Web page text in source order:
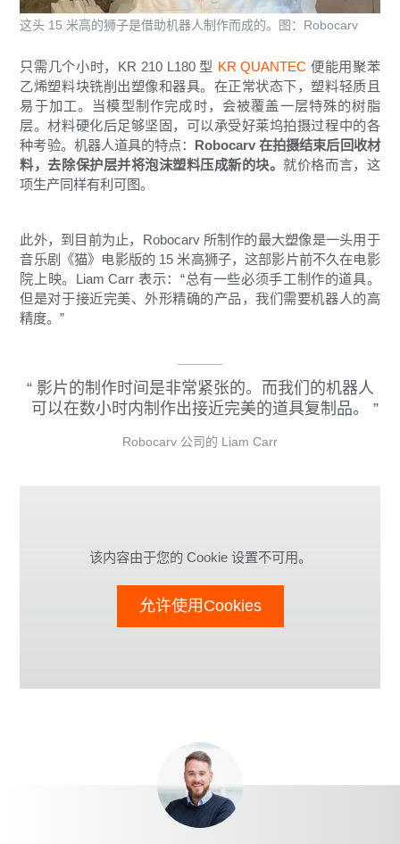
只需几个小时，KR 210 L180 型 KR QUANTEC 便能用聚苯
乙烯塑料块铣削出塑像和器具。在正常状态下，塑料轻质且
易于加工。当模型制作完成时，会被覆盖一层特殊的树脂
层。材料硬化后足够坚固，可以承受好莱坞拍摄过程中的各
种考验。机器人道具的特点： Robocarv 在拍摄结束后回收材
料，去除保护层并将泡沫塑料压成新的块。就价格而言，这
项生产同样有利可图。
这头 15 米高的狮子是借助机器人制作而成的。图：Robocarv
此外，到目前为止，Robocarv 所制作的最大塑像是一头用于
音乐剧《猫》电影版的 15 米高狮子，这部影片前不久在电影
院上映。Liam Carr 表示：“总有一些必须手工制作的道具。
但是对于接近完美、外形精确的产品，我们需要机器人的高
精度。”
影片的制作时间是非常紧张的。而我们的机器人
可以在数小时内制作出接近完美的道具复制品。
Robocarv 公司的 Liam Carr
该内容由于您的 Cookie 设置不可用。
允许使用Cookies